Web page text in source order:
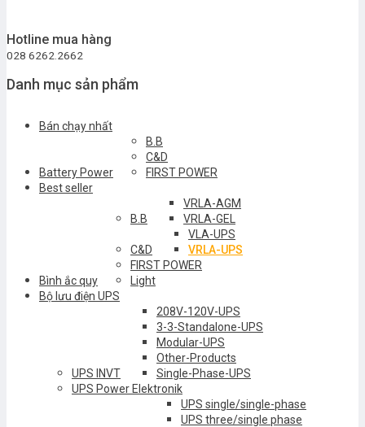
Hotline mua hàng
028 6262.2662
Danh mục sản phẩm
Bán chạy nhất
Battery Power
B.B
C&D
FIRST POWER
Best seller
Bình ắc quy
B.B
VRLA-AGM
VRLA-GEL
C&D
VLA-UPS
VRLA-UPS
FIRST POWER
Light
Bộ lưu điện UPS
UPS INVT
208V-120V-UPS
3-3-Standalone-UPS
Modular-UPS
Other-Products
Single-Phase-UPS
UPS Power Elektronik
UPS single/single-phase
UPS three/single phase